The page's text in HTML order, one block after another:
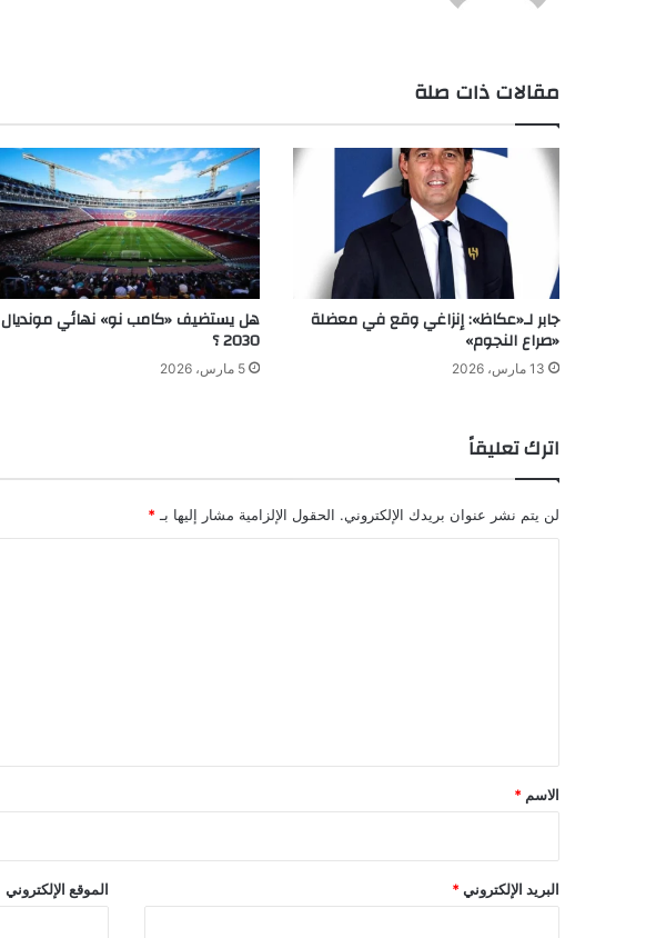
مقالات ذات صلة
جابر لـ«عكاظ»: إنزاغي وقع في معضلة
«صراع النجوم»
13 مارس، 2026
هل يستضيف «كامب نو» نهائي مونديال
2030 ؟
5 مارس، 2026
اترك تعليقاً
لن يتم نشر عنوان بريدك الإلكتروني. الحقول الإلزامية مشار إليها بـ *
*
الاسم *
البريد الإلكتروني * الموقع الإلكتروني